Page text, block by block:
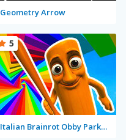
Geometry Arrow
Italian Brainrot Obby Parkour
5